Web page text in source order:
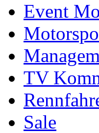
Event
TV
Sale